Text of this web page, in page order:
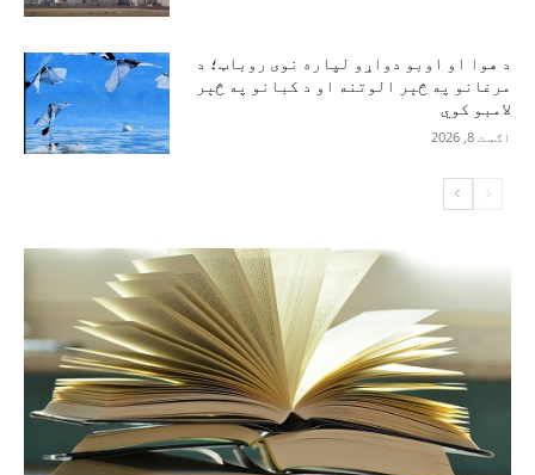
د هوا او اوبو دواړو لپاره نوی روباټ؛ د
مرغانو په څېر الوتنه او د کبانو په څېر
لامبو کوي
اګست 8, 2026